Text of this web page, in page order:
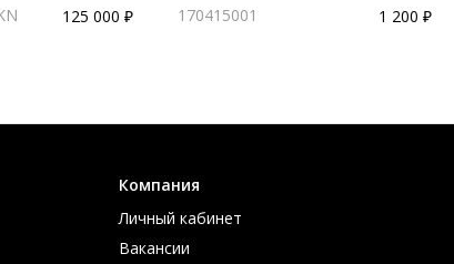
125 000 ₽
170415001
1 200 ₽
Компания
Личный кабинет
Вакансии